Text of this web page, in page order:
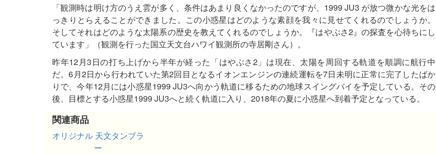
「観測時は明け方のうえ雲が多く、条件はあまり良くなかったのですが、1999 JU3 が放つ微かな光をは
っきりとらえることができました。この小惑星はどのような素顔を我々に見せてくれるのでしょうか。
そしてそれはどのような太陽系の歴史を教えてくれるのでしょうか。『はやぶさ2』の探査を心待ちにし
ています」（観測を行った国立天文台ハワイ観測所の寺居剛さん）。
昨年12月3日の打ち上げから半年が経った「はやぶさ2」は現在、太陽を周回する軌道を順調に航行中
だ。6月2日から行われていた第2回目となるイオンエンジンの連続運転を7日未明に正常に完了したばか
りで、今年12月には小惑星1999 JU3へ向かう軌道に移るための地球スイングバイを予定している。その
後、目標とする小惑星1999 JU3へと続く軌道に入り、2018年の夏に小惑星へ到着予定となっている。
関連商品
オリジナル 天文タンブラ
ー